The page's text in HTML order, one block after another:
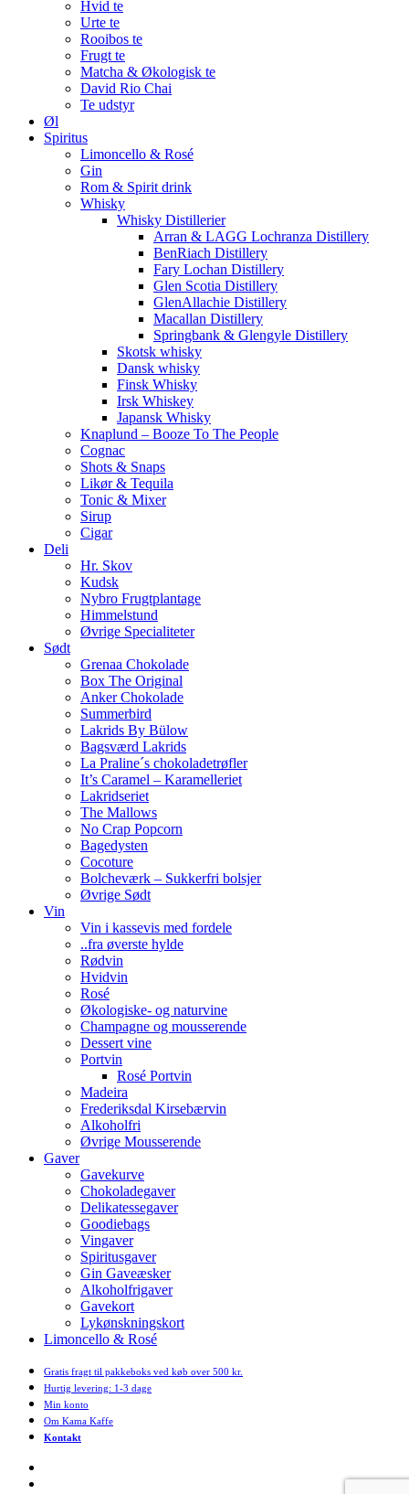
Hvid te
Urte te
Rooibos te
Frugt te
Matcha & Økologisk te
David Rio Chai
Te udstyr
Øl
Spiritus
Limoncello & Rosé
Gin
Rom & Spirit drink
Whisky
Whisky Distillerier
Arran & LAGG Lochranza Distillery
BenRiach Distillery
Fary Lochan Distillery
Glen Scotia Distillery
GlenAllachie Distillery
Macallan Distillery
Springbank & Glengyle Distillery
Skotsk whisky
Dansk whisky
Finsk Whisky
Irsk Whiskey
Japansk Whisky
Knaplund – Booze To The People
Cognac
Shots & Snaps
Likør & Tequila
Tonic & Mixer
Sirup
Cigar
Deli
Hr. Skov
Kudsk
Nybro Frugtplantage
Himmelstund
Øvrige Specialiteter
Sødt
Grenaa Chokolade
Box The Original
Anker Chokolade
Summerbird
Lakrids By Bülow
Bagsværd Lakrids
La Praline´s chokoladetrøfler
It’s Caramel – Karamelleriet
Lakridseriet
The Mallows
No Crap Popcorn
Bagedysten
Cocoture
Bolcheværk – Sukkerfri bolsjer
Øvrige Sødt
Vin
Vin i kassevis med fordele
..fra øverste hylde
Rødvin
Hvidvin
Rosé
Økologiske- og naturvine
Champagne og mousserende
Dessert vine
Portvin
Rosé Portvin
Madeira
Frederiksdal Kirsebærvin
Alkoholfri
Øvrige Mousserende
Gaver
Gavekurve
Chokoladegaver
Delikatessegaver
Goodiebags
Vingaver
Spiritusgaver
Gin Gaveæsker
Alkoholfrigaver
Gavekort
Lykønskningskort
Limoncello & Rosé
Gratis fragt til pakkeboks ved køb over 500 kr.
Hurtig levering: 1-3 dage
Min konto
Om Kama Kaffe
Kontakt